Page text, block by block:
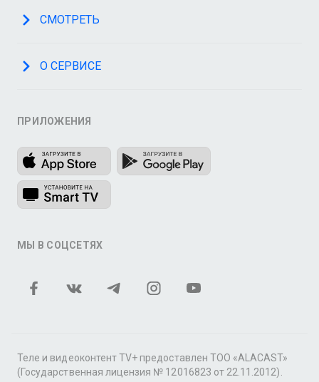
СМОТРЕТЬ
О СЕРВИСЕ
ПРИЛОЖЕНИЯ
МЫ В СОЦСЕТЯХ
Теле и видеоконтент TV+ предоставлен ТОО «ALACAST»
(Государственная лицензия № 12016823 от 22.11.2012).